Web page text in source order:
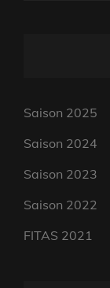
Saison 2025
Saison 2024
Saison 2023
Saison 2022
FITAS 2021